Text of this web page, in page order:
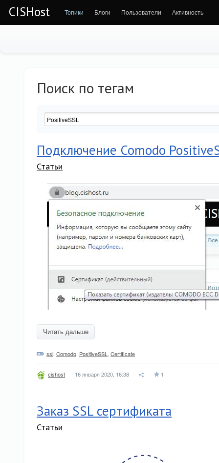
CISHost Топики Блоги Пользователи Активность
Поиск по тегам
Подключение Comodo
Статьи
Читать дальше
ssl Comodo PositiveSSL Certificate
cishost 16 января 2020, 16:38 1
Заказ SSL сертификата
Статьи